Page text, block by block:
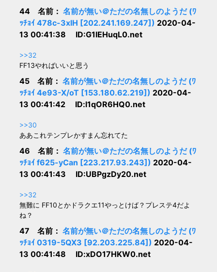
44 名前： 名前が無い＠ただの名無しのようだ (ﾜ
ｯﾁｮｲ 478c-3xlH [202.241.169.247]) 2020-04-
13 00:41:38 ID:G1lEHuqL0.net
>>32
FF13やればいいと思う
45 名前： 名前が無い＠ただの名無しのようだ (ﾜ
ｯﾁｮｲ 4e93-X/oT [153.180.62.219]) 2020-04-
13 00:41:42 ID:l1qOR6HQ0.net
>>30
ああこれテンプレかすまん忘れてた
46 名前： 名前が無い＠ただの名無しのようだ (ﾜ
ｯﾁｮｲ f625-yCan [223.217.93.243]) 2020-04-
13 00:41:43 ID:UBPgzDy20.net
>>32
無難に FF10とかドラクエ11やっとけば？プレステ4だよ
ね？
47 名前： 名前が無い＠ただの名無しのようだ (ﾜ
ｯﾁｮｲ 0319-5QX3 [92.203.225.84]) 2020-04-
13 00:41:48 ID:xDO17HKW0.net